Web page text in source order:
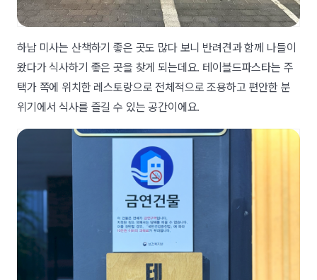
하남 미사는 산책하기 좋은 곳도 많다 보니 반려견과 함께 나들이
왔다가 식사하기 좋은 곳을 찾게 되는데요. 테이블드파스타는 주
택가 쪽에 위치한 레스토랑으로 전체적으로 조용하고 편안한 분
위기에서 식사를 즐길 수 있는 공간이에요.